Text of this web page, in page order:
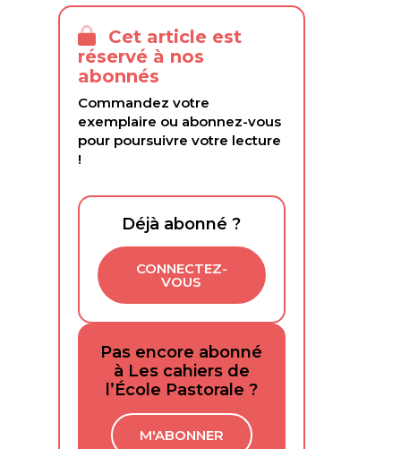
Cet article est
réservé à nos
abonnés
Commandez votre
exemplaire ou abonnez-vous
pour poursuivre votre lecture
!
Déjà abonné ?
CONNECTEZ-
VOUS
Pas encore abonné
à Les cahiers de
l’École Pastorale ?
M'ABONNER